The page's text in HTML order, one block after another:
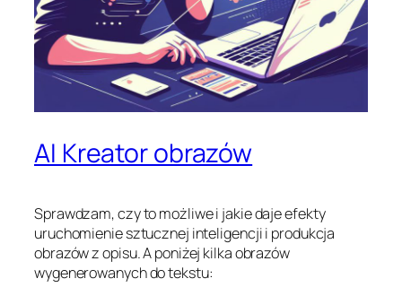
AI Kreator obrazów
Sprawdzam, czy to możliwe i jakie daje efekty
uruchomienie sztucznej inteligencji i produkcja
obrazów z opisu. A poniżej kilka obrazów
wygenerowanych do tekstu: